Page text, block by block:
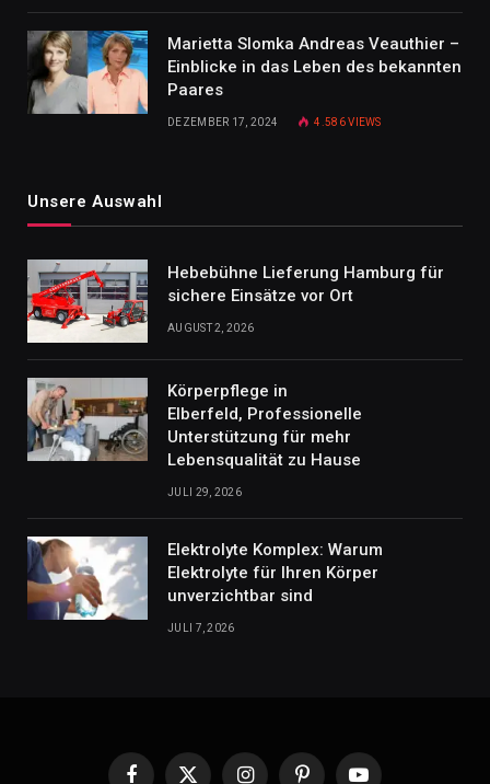
Marietta Slomka Andreas Veauthier –
Einblicke in das Leben des bekannten
Paares
DEZEMBER 17, 2024 4.586VIEWS
Unsere Auswahl
Hebebühne Lieferung Hamburg für
sichere Einsätze vor Ort
AUGUST 2, 2026
Körperpflege in
Elberfeld, Professionelle
Unterstützung für mehr
Lebensqualität zu Hause
JULI 29, 2026
Elektrolyte Komplex: Warum
Elektrolyte für Ihren Körper
unverzichtbar sind
JULI 7, 2026